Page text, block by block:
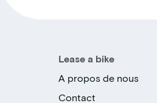
Lease a bike
A propos de nous
Contact